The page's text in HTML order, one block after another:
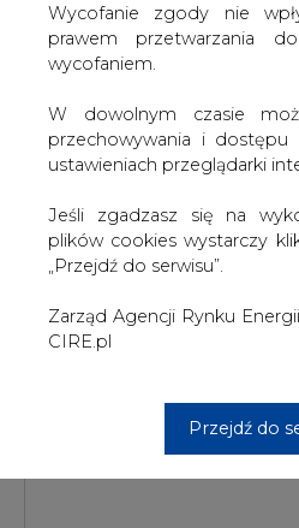
Wycofanie zgody nie
prawem przetwarzania
wycofaniem.
W dowolnym czasie
przechowywania i
ustawieniach przeglądarki
Jeśli zgadzasz się na
plików cookies wystarczy
„Przejdź do serwisu”.
Zarząd Agencji Rynku
CIRE.pl
Przejdź do
KOMENTARZE
TREŚĆ KOMENTARZA
PODPIS
Przesłanie komentarza oznacza